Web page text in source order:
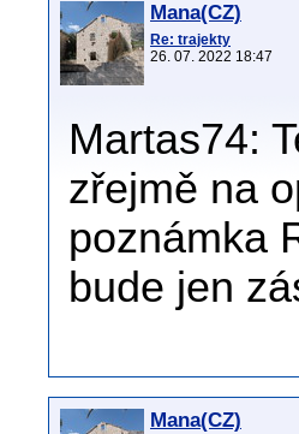
Mana(CZ)
Re: trajekty
26. 07. 2022 18:47
Martas74:
zřejmě na
poznámka
bude jen
Mana(CZ)